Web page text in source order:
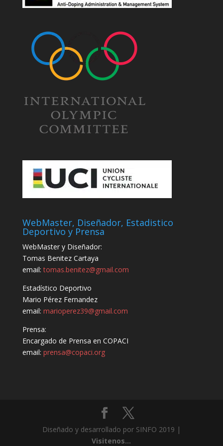
WebMaster, Diseñador, Estadistico
Deportivo y Prensa
WebMaster y Diseñador:
Tomas Benitez Cartaya
email:tomas.benitez@gmail.com
Estadístico Deportivo
Mario Pérez Fernandez
email: marioperez39@gmail.com
Prensa:
Encargado de Prensa en COPACI
email: prensa@copaci.org
Diseñado y desarrollado por SINFO 2019 |
Visitenos...